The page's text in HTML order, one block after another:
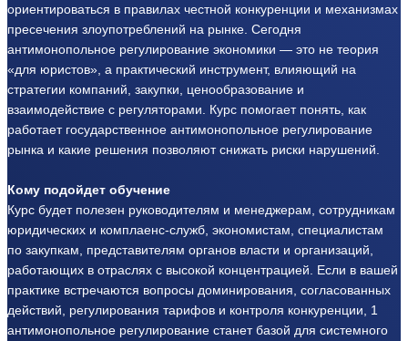
ориентироваться в правилах честной конкуренции и механизмах
пресечения злоупотреблений на рынке. Сегодня
антимонопольное регулирование экономики — это не теория
«для юристов», а практический инструмент, влияющий на
стратегии компаний, закупки, ценообразование и
взаимодействие с регуляторами. Курс помогает понять, как
работает государственное антимонопольное регулирование
рынка и какие решения позволяют снижать риски нарушений.
Кому подойдет обучение
Курс будет полезен руководителям и менеджерам, сотрудникам
юридических и комплаенс-служб, экономистам, специалистам
по закупкам, представителям органов власти и организаций,
работающих в отраслях с высокой концентрацией. Если в вашей
практике встречаются вопросы доминирования, согласованных
действий, регулирования тарифов и контроля конкуренции, 1
антимонопольное регулирование станет базой для системного